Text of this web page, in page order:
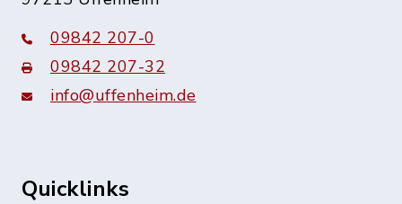
09842 207-0
09842 207-32
info@uffenheim.de
Quicklinks